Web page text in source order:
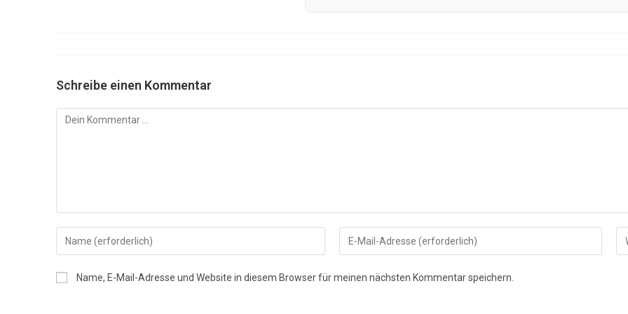
Schreibe einen Kommentar
Kommentar
Gib
deinen
Namen
Gib
deine
Name, E-Mail-Adresse und Website in diesem Browser für meinen nächsten Kommentar speichern.